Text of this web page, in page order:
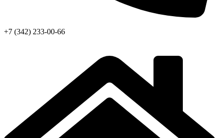
+7 (342) 233-00-66